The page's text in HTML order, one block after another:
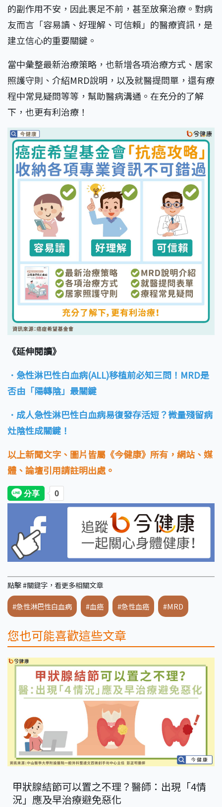
的副作用不安，因此裹足不前，甚至放棄治療。對病
友而言「容易讀、好理解、可信賴」的醫療資訊，是
建立信心的重要關鍵。
當中彙整最新治療策略，也新增各項治療方式、居家
照護守則、介紹MRD說明，以及就醫提問單，還有療
程中常見疑問等等，幫助醫病溝通。在充分的了解
下，也更有利治療！
《延伸閱讀》
．急性淋巴性白血病(ALL)移植前必知三問！MRD是
否由「陽轉陰」最關鍵
．成人急性淋巴性白血病易復發存活短？微量殘留病
灶陰性成關鍵！
以上新聞文字、圖片皆屬《今健康》所有，網站、媒
體、論壇引用請註明出處。
點擊 #關鍵字，看更多相關文章
#急性淋巴性白血病 #血癌 #急性血癌 #MRD
您也可能喜歡這些文章
甲狀腺結節可以置之不理？醫師：出現「4情
況」應及早治療避免惡化